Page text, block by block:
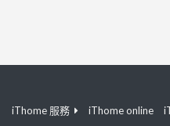
iThome 服務 iThome online